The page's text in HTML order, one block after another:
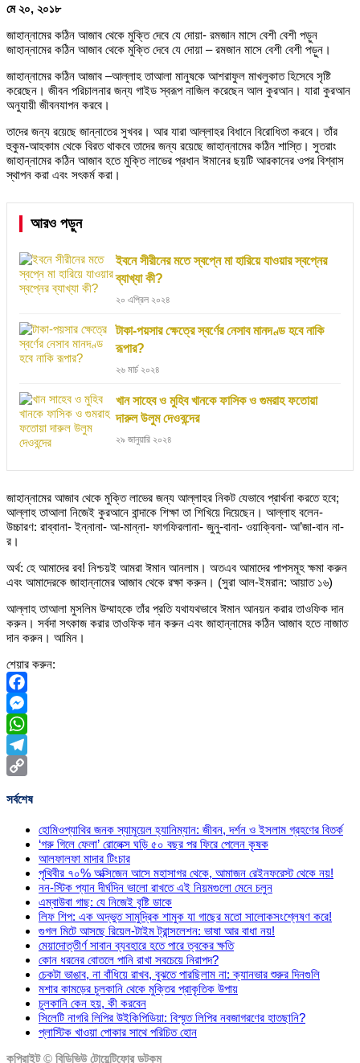
মে ২০, ২০১৮
জাহান্নামের কঠিন আজাব থেকে মুক্তি দেবে যে দোয়া- রমজান মাসে বেশী বেশী পড়ুন
জাহান্নামের কঠিন আজাব থেকে মুক্তি দেবে যে দোয়া – রমজান মাসে বেশী বেশী পড়ুন।
জাহান্নামের কঠিন আজাব –আল্লাহ তাআলা মানুষকে আশরাফুল মাখলুকাত হিসেবে সৃষ্টি
করেছেন। জীবন পরিচালনার জন্য গাইড স্বরূপ নাজিল করেছেন আল কুরআন। যারা কুরআন
অনুযায়ী জীবনযাপন করবে।
তাদের জন্য রয়েছে জান্নাতের সুখবর। আর যারা আল্লাহর বিধানে বিরোধিতা করবে। তাঁর
হুকুম-আহকাম থেকে বিরত থাকবে তাদের জন্য রয়েছে জাহান্নামের কঠিন শাস্তি। সুতরাং
জাহান্নামের কঠিন আজাব হতে মুক্তি লাভের প্রধান ঈমানের ছয়টি আরকানের ওপর বিশ্বাস
স্থাপন করা এবং সৎকর্ম করা।
আরও পড়ুন
ইবনে সীরীনের মতে স্বপ্নে মা হারিয়ে যাওয়ার স্বপ্নের
ব্যাখ্যা কী?
২০ এপ্রিল ২০২৪
টাকা-পয়সার ক্ষেত্রে স্বর্ণের নেসাব মানদণ্ড হবে নাকি
রূপার?
২৬ মার্চ ২০২৪
খান সাহেব ও মুহিব খানকে ফাসিক ও গুমরাহ ফতোয়া
দারুল উলুম দেওবন্দের
২৯ জানুয়ারি ২০২৪
জাহান্নামের আজাব থেকে মুক্তি লাভের জন্য আল্লাহর নিকট যেভাবে প্রার্থনা করতে হবে;
আল্লাহ তাআলা নিজেই কুরআনে বান্দাকে শিক্ষা তা শিখিয়ে দিয়েছেন। আল্লাহ বলেন-
উচ্চারণ: রাব্বানা- ইন্নানা- আ-মান্না- ফাগফিরলানা- জুনু-বানা- ওয়াক্বিনা- আ’জা-বান না-
র।
অর্থ: হে আমাদের রব! নিশ্চয়ই আমরা ঈমান আনলাম। অতএব আমাদের পাপসমূহ ক্ষমা করুন
এবং আমাদেরকে জাহান্নামের আজাব থেকে রক্ষা করুন। (সুরা আল-ইমরান: আয়াত ১৬)
আল্লাহ তাআলা মুসলিম উম্মাহকে তাঁর প্রতি যথাযথভাবে ঈমান আনয়ন করার তাওফিক দান
করুন। সর্বদা সৎকাজ করার তাওফিক দান করুন এবং জাহান্নামের কঠিন আজাব হতে নাজাত
দান করুন। আমিন।
শেয়ার করুন:
Facebook
Messenger
WhatsApp
Telegram
Link
সর্বশেষ
হোমিওপ্যাথির জনক স্যামুয়েল হ্যানিম্যান: জীবন, দর্শন ও ইসলাম গ্রহণের বিতর্ক
‘গরু গিলে ফেলা’ রোলেক্স ঘড়ি ৫০ বছর পর ফিরে পেলেন কৃষক
আলফালফা মাদার টিংচার
পৃথিবীর ৭০% অক্সিজেন আসে মহাসাগর থেকে, আমাজন রেইনফরেস্ট থেকে নয়!
নন-স্টিক প্যান দীর্ঘদিন ভালো রাখতে এই নিয়মগুলো মেনে চলুন
এম্বাউবা গাছ: যে নিজেই বৃষ্টি ডাকে
লিফ শিপ: এক অদ্ভুত সামুদ্রিক শামুক যা গাছের মতো সালোকসংশ্লেষণ করে!
গুগল মিটে আসছে রিয়েল-টাইম ট্রান্সলেশন: ভাষা আর বাধা নয়!
মেয়াদোত্তীর্ণ সাবান ব্যবহারে হতে পারে ত্বকের ক্ষতি
কোন ধরনের বোতলে পানি রাখা সবচেয়ে নিরাপদ?
চেকটা ভাঙাব, না বাঁধিয়ে রাখব, বুঝতে পারছিলাম না: ক্যানভার শুরুর দিনগুলি
মশার কামড়ের চুলকানি থেকে মুক্তির প্রাকৃতিক উপায়
চুলকানি কেন হয়, কী করবেন
সিলেটি নাগরি লিপির উইকিপিডিয়া: বিস্মৃত লিপির নবজাগরণের হাতছানি?
প্লাস্টিক খাওয়া পোকার সাথে পরিচিত হোন
কপিরাইট © বিডিভিউ টোয়েন্টিফোর ডটকম